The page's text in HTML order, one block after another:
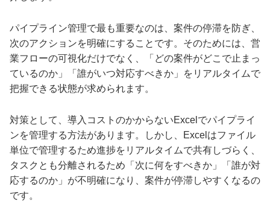
パイプライン管理で最も重要なのは、案件の停滞を防ぎ、
次のアクションを明確にすることです。そのためには、営
業フローの可視化だけでなく、「どの案件がどこで止まっ
ているのか」「誰がいつ対応すべきか」をリアルタイムで
把握できる状態が求められます。
対策として、導入コストのかからないExcelでパイプライ
ンを管理する方法があります。しかし、Excelはファイル
単位で管理するため進捗をリアルタイムで共有しづらく、
タスクとも分離されるため「次に何をすべきか」「誰が対
応するのか」が不明確になり、案件が停滞しやすくなるの
です。